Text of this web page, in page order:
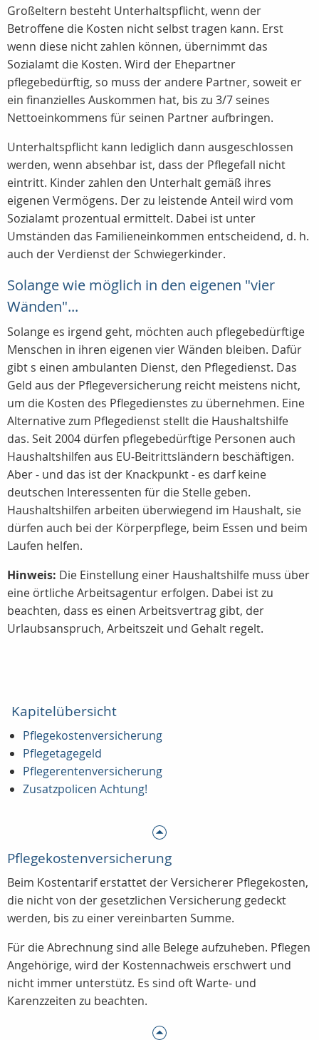
Großeltern besteht Unterhaltspflicht, wenn der
Betroffene die Kosten nicht selbst tragen kann. Erst
wenn diese nicht zahlen können, übernimmt das
Sozialamt die Kosten. Wird der Ehepartner
pflegebedürftig, so muss der andere Partner, soweit er
ein finanzielles Auskommen hat, bis zu 3/7 seines
Nettoeinkommens für seinen Partner aufbringen.
Unterhaltspflicht kann lediglich dann ausgeschlossen
werden, wenn absehbar ist, dass der Pflegefall nicht
eintritt. Kinder zahlen den Unterhalt gemäß ihres
eigenen Vermögens. Der zu leistende Anteil wird vom
Sozialamt prozentual ermittelt. Dabei ist unter
Umständen das Familieneinkommen entscheidend, d. h.
auch der Verdienst der Schwiegerkinder.
Solange wie möglich in den eigenen "vier
Wänden"...
Solange es irgend geht, möchten auch pflegebedürftige
Menschen in ihren eigenen vier Wänden bleiben. Dafür
gibt s einen ambulanten Dienst, den Pflegedienst. Das
Geld aus der Pflegeversicherung reicht meistens nicht,
um die Kosten des Pflegedienstes zu übernehmen. Eine
Alternative zum Pflegedienst stellt die Haushaltshilfe
das. Seit 2004 dürfen pflegebedürftige Personen auch
Haushaltshilfen aus EU-Beitrittsländern beschäftigen.
Aber - und das ist der Knackpunkt - es darf keine
deutschen Interessenten für die Stelle geben.
Haushaltshilfen arbeiten überwiegend im Haushalt, sie
dürfen auch bei der Körperpflege, beim Essen und beim
Laufen helfen.
Hinweis: Die Einstellung einer Haushaltshilfe muss über
eine örtliche Arbeitsagentur erfolgen. Dabei ist zu
beachten, dass es einen Arbeitsvertrag gibt, der
Urlaubsanspruch, Arbeitszeit und Gehalt regelt.
Kapitelübersicht
Pflegekostenversicherung
Pflegetagegeld
Pflegerentenversicherung
Zusatzpolicen Achtung!
Pflegekostenversicherung
Beim Kostentarif erstattet der Versicherer Pflegekosten,
die nicht von der gesetzlichen Versicherung gedeckt
werden, bis zu einer vereinbarten Summe.
Für die Abrechnung sind alle Belege aufzuheben. Pflegen
Angehörige, wird der Kostennachweis erschwert und
nicht immer unterstütz. Es sind oft Warte- und
Karenzzeiten zu beachten.